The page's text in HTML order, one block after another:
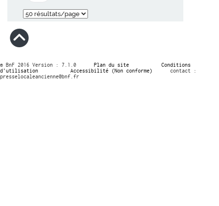
© BnF 2016 Version : 7.1.0 Plan du site
Conditions
d’utilisation
Accessibilité (Non conforme)
contact :
presselocaleancienne@bnf.fr